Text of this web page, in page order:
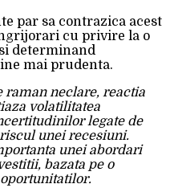
par sa contrazica acest
cu privire la o
determinand
mai prudenta.
raman neclare, reactia
volatilitatea
legate de
unei recesiuni.
unei abordari
bazata pe o